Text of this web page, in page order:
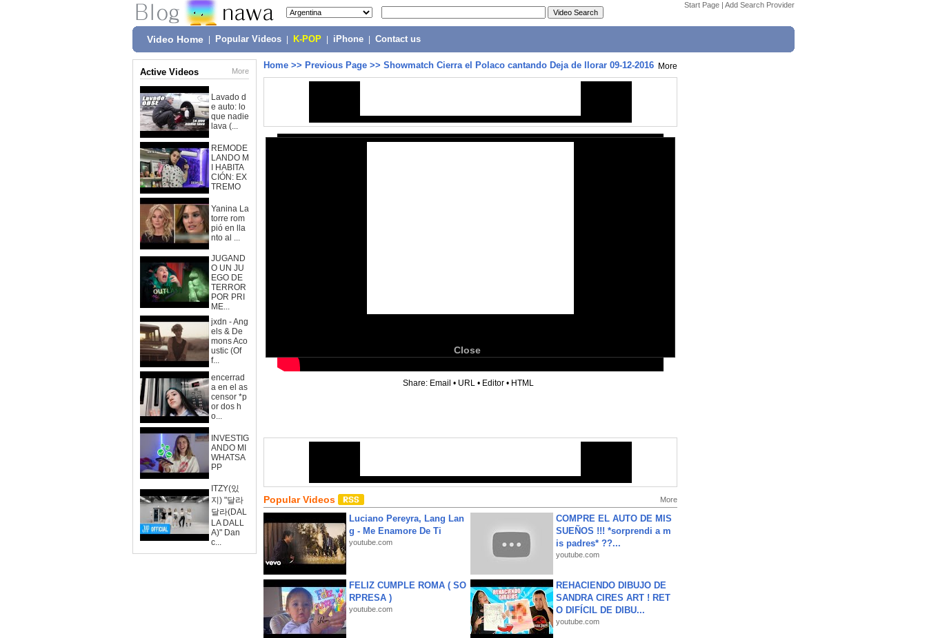
Start Page | Add Search Provider
Video Home Popular Videos K-POP iPhone Contact us
Active Videos More
Lavado d
e auto: lo
que nadie
lava (...
REMODE
LANDO M
I HABITA
CIÓN: EX
TREMO
Yanina La
torre rom
pió en lla
nto al ...
JUGAND
O UN JU
EGO DE
TERROR
POR PRI
ME...
jxdn - Ang
els & De
mons Aco
ustic (Of
f...
encerrad
a en el as
censor *p
or dos h
o...
INVESTIG
ANDO MI
WHATSA
PP
ITZY(있
지) "달라
달라(DAL
LA DALL
A)" Dan
c...
Home >> Previous Page >> Showmatch Cierra el Polaco cantando Deja de llorar 09-12-2016 More
Close
Share: Email • URL • Editor • HTML
Popular Videos More
Luciano Pereyra, Lang Lan
g - Me Enamore De Ti
youtube.com
COMPRE EL AUTO DE MIS
SUEÑOS !!! *sorprendi a m
is padres* ??...
youtube.com
FELIZ CUMPLE ROMA ( SO
RPRESA )
youtube.com
REHACIENDO DIBUJO DE
SANDRA CIRES ART ! RET
O DIFÍCIL DE DIBU...
youtube.com